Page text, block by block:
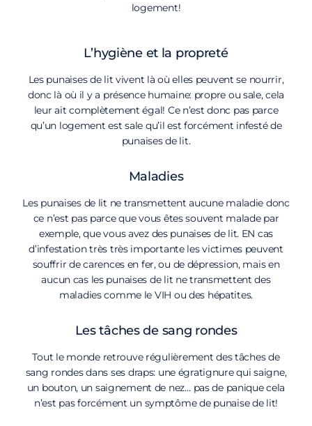
logement!
L’hygiène et la propreté
Les punaises de lit vivent là où elles peuvent se nourrir,
donc là où il y a présence humaine: propre ou sale, cela
leur ait complètement égal! Ce n’est donc pas parce
qu’un logement est sale qu’il est forcément infesté de
punaises de lit.
Maladies
Les punaises de lit ne transmettent aucune maladie donc
ce n’est pas parce que vous êtes souvent malade par
exemple, que vous avez des punaises de lit. EN cas
d’infestation très très importante les victimes peuvent
souffrir de carences en fer, ou de dépression, mais en
aucun cas les punaises de lit ne transmettent des
maladies comme le VIH ou des hépatites.
Les tâches de sang rondes
Tout le monde retrouve régulièrement des tâches de
sang rondes dans ses draps: une égratignure qui saigne,
un bouton, un saignement de nez… pas de panique cela
n’est pas forcément un symptôme de punaise de lit!